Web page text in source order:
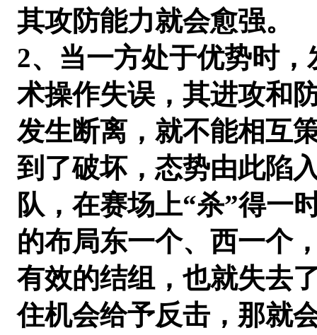
其攻防能力就会愈强。
2、当一方处于优势时
术操作失误，其进攻和
发生断离，就不能相互
到了破坏，态势由此陷
队，在赛场上“杀”得一
的布局东一个、西一个
有效的结组，也就失去
住机会给予反击，那就